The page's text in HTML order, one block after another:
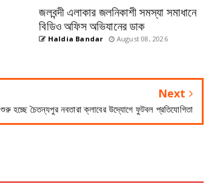
জলবন্দী এলাকার জলনিকাশী সমস্যা সমাধানে
বিডিও অফিস অভিযানের ডাক
Haldia Bandar August 08, 2026
Next
শুরু হচ্ছে চৈতন্যপুর নবতারা ক্লাবের উদ্যোগে ফুটবল প্রতিযোগিতা